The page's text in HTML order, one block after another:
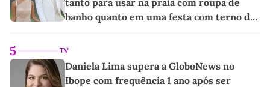
banho quanto em uma festa com terno de
5 TV
Daniela Lima supera a GloboNews no
Ibope com frequência 1 ano após ser